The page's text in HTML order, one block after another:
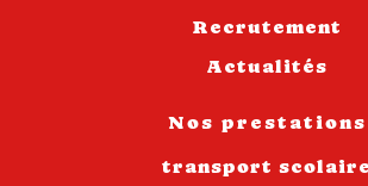
Recrutement
Actualités
Nos prestations
transport scolaire